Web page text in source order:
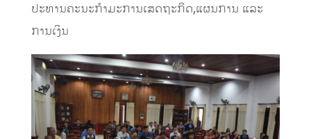
ປະທານຄະນະກຳມະການເສດຖະກິດ,ແຜນການ ແລະ
ການເງິນ